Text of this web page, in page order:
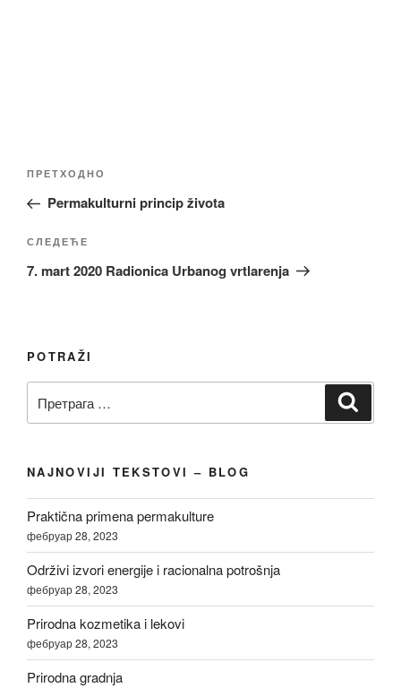
Кретање
Претходни
чланак
ПРЕТХОДНО
Permakulturni princip života
Следећи
чланак
СЛЕДЕЋЕ
7. mart 2020 Radionica Urbanog vrtlarenja
POTRAŽI
за:
NAJNOVIJI TEKSTOVI – BLOG
Praktična primena permakulture
фебруар 28, 2023
Održivi izvori energije i racionalna potrošnja
фебруар 28, 2023
Prirodna kozmetika i lekovi
фебруар 28, 2023
Prirodna gradnja